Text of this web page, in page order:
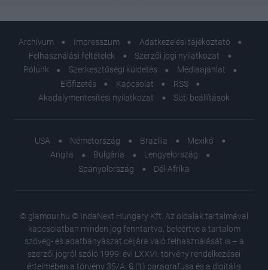
Archívum Impresszum
Adatkezelési tájékoztató
Felhasználási feltételek
Szerzői jogi nyilatkozat
Rólunk
Szerkesztőségi küldetés
Médiaajánlat
Előfizetés
Kapcsolat
RSS
Akadálymentesítési nyilatkozat
Süti beállítások
USA Németország Brazília
Mexikó
Anglia
Bulgária
Lengyelország
Spanyolország
Dél-Afrika
© glamour.hu © IndaNext Hungary Kft. Az oldalak tartalmával
kapcsolatban minden jog fenntartva, beleértve a tartalom
szöveg- és adatbányászat céljára való felhasználását is – a
szerzői jogról szóló 1999. évi LXXVI. törvény rendelkezései
értelmében a törvény 35/A. § (1) paragrafusa és a digitális